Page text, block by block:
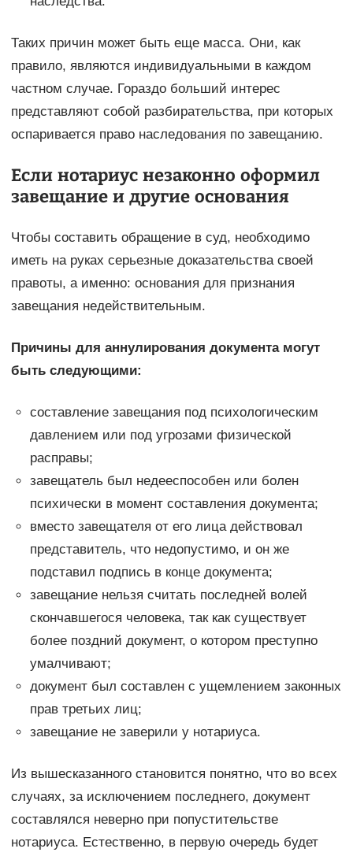
Таких причин может быть еще масса. Они, как
правило, являются индивидуальными в каждом
частном случае. Гораздо больший интерес
представляют собой разбирательства, при которых
оспаривается право наследования по завещанию.
Если нотариус незаконно оформил
завещание и другие основания
Чтобы составить обращение в суд, необходимо
иметь на руках серьезные доказательства своей
правоты, а именно: основания для признания
завещания недействительным.
Причины для аннулирования документа могут
быть следующими:
составление завещания под психологическим
давлением или под угрозами физической
расправы;
завещатель был недееспособен или болен
психически в момент составления документа;
вместо завещателя от его лица действовал
представитель, что недопустимо, и он же
подставил подпись в конце документа;
завещание нельзя считать последней волей
скончавшегося человека, так как существует
более поздний документ, о котором преступно
умалчивают;
документ был составлен с ущемлением законных
прав третьих лиц;
завещание не заверили у нотариуса.
Из вышесказанного становится понятно, что во всех
случаях, за исключением последнего, документ
составлялся неверно при попустительстве
нотариуса. Естественно, в первую очередь будет